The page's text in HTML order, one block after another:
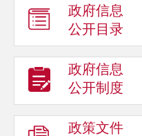
政府信息
公开目录
政府信息
公开制度
政策文件